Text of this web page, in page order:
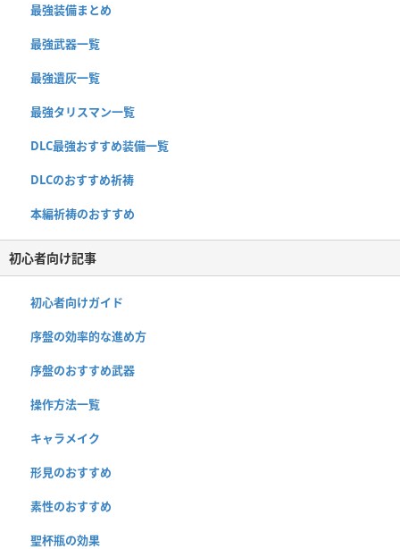
最強装備まとめ
最強武器一覧
最強遺灰一覧
最強タリスマン一覧
DLC最強おすすめ装備一覧
DLCのおすすめ祈祷
本編祈祷のおすすめ
初心者向け記事
初心者向けガイド
序盤の効率的な進め方
序盤のおすすめ武器
操作方法一覧
キャラメイク
形見のおすすめ
素性のおすすめ
聖杯瓶の効果